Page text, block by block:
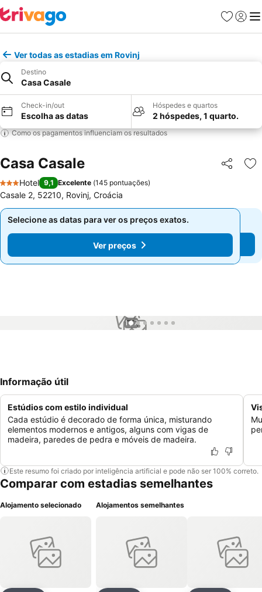
Favoritos
Iniciar
Ver todas as estadias em Rovinj
Destino
Casa Casale
Check-in/out
Escolha as datas
Hóspedes e quartos
2 hóspedes, 1 quarto.
Como os pagamentos influenciam os resultados
Casa Casale Partilhar
3 Estrelas
Hotel 9,1 Excelente (145 pontuações)
Casale 2, 52210, Rovinj, Croácia
Selecione as datas para ver os preços exatos.
Ver preços
Selecione as datas para ver os preços exatos.
Ver preços
1 / 7
Informação útil
Estúdios com estilo individual
Cada estúdio é decorado de forma única, misturando
elementos modernos e antigos, alguns com vigas de
madeira, paredes de pedra e móveis de madeira.
Este resumo foi criado por inteligência artificial e pode não ser 100% correto.
Comparar com estadias semelhantes
Alojamento selecionado Alojamentos semelhantes